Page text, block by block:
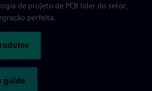
de projeto de PCB líder do setor,
perfeita.
guide